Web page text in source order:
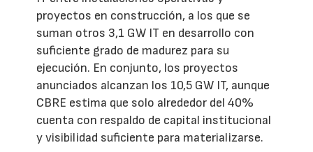
proyectos en construcción, a los que se
suman otros 3,1 GW IT en desarrollo con
suficiente grado de madurez para su
ejecución. En conjunto, los proyectos
anunciados alcanzan los 10,5 GW IT, aunque
CBRE estima que solo alrededor del 40%
cuenta con respaldo de capital institucional
y visibilidad suficiente para materializarse.